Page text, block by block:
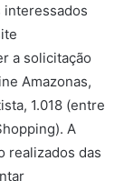
interessados
a solicitação
Amazonas,
1.018 (entre
A
realizados das